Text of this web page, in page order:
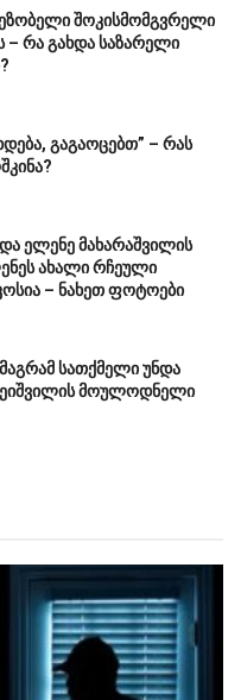
შოკისმომგვრელი
– რა გახდა საზარელი
გაგაოცებთ” – რას
ელენე მახარაშვილის
ახალი რჩეული
– ნახეთ ფოტოები
სათქმელი უნდა
მოულოდნელი